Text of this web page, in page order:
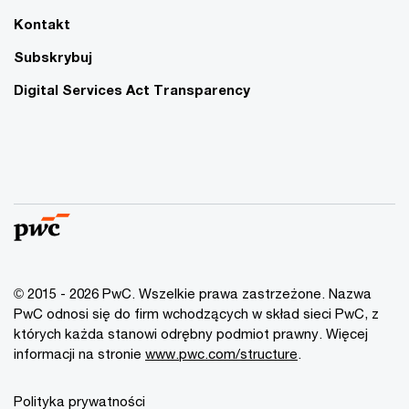
Kontakt
Subskrybuj
Digital Services Act Transparency
© 2015 - 2026 PwC. Wszelkie prawa zastrzeżone. Nazwa
PwC odnosi się do firm wchodzących w skład sieci PwC, z
których każda stanowi odrębny podmiot prawny. Więcej
informacji na stronie www.pwc.com/structure.
Polityka prywatności